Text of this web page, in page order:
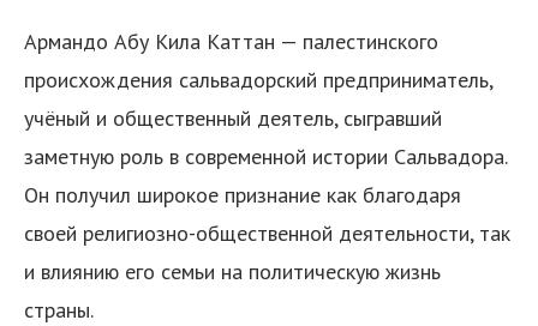
Армандо Абу Кила Каттан — палестинского
происхождения сальвадорский предприниматель,
учёный и общественный деятель, сыгравший
заметную роль в современной истории Сальвадора.
Он получил широкое признание как благодаря
своей религиозно-общественной деятельности, так
и влиянию его семьи на политическую жизнь
страны.